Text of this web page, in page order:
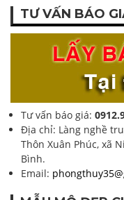
TƯ VẤN BÁO
Tư vấn báo giá:
Địa chỉ: Làng nghề
Thôn Xuân Phúc, xã
Bình.
Email: